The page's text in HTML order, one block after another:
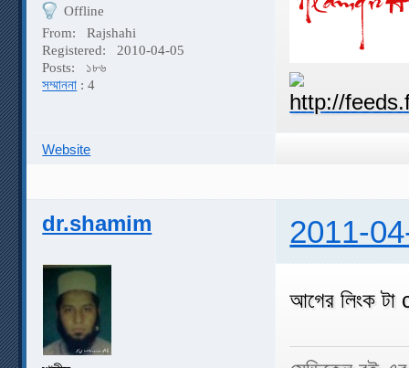
Offline
From:
Rajshahi
Registered:
2010-04-05
Posts:
১৮৬
সম্মাননা : 4
Website
dr.shamim 2011-
আগের লিংক টা